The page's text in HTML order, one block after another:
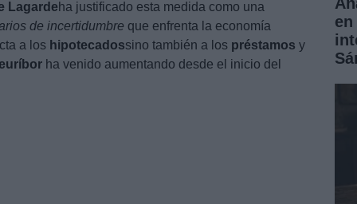
Lagarde ha justificado esta medida como una
de incertidumbre que enfrenta la economía
a los hipotecadossino también a los préstamos y
euríbor ha venido aumentando desde el inicio del